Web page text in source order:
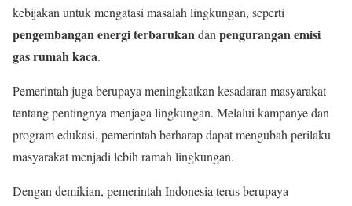
kebijakan untuk mengatasi masalah lingkungan, seperti
pengembangan energi terbarukandanpengurangan emisi
gas rumah kaca.
Pemerintah juga berupaya meningkatkan kesadaran masyarakat
tentang pentingnya menjaga lingkungan. Melalui kampanye dan
program edukasi, pemerintah berharap dapat mengubah perilaku
masyarakat menjadi lebih ramah lingkungan.
Dengan demikian, pemerintah Indonesia terus berupaya